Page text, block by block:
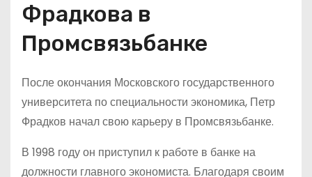
Фрадкова в
Промсвязьбанке
После окончания Московского государственного
университета по специальности экономика, Петр
Фрадков начал свою карьеру в Промсвязьбанке.
В 1998 году он приступил к работе в банке на
должности главного экономиста. Благодаря своим